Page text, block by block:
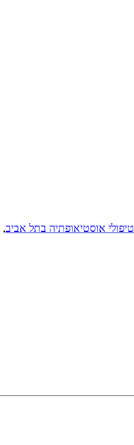
טיפולי אוסטיאופתיה בתל אביב,